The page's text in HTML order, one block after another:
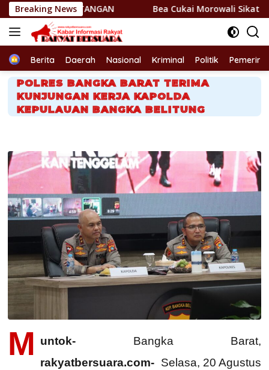
Langsung
ke
konten
Breaking News
TANGAN Bea Cukai Morowali Sikat BKC Ilegal, 1,7
HomeBerita Daerah Nasional Kriminal Politik
POLRES BANGKA BARAT TERIMA
KUNJUNGAN KERJA KAPOLDA
KEPULAUAN BANGKA BELITUNG
M untok- Bangka Barat,
rakyatbersuara.com- Selasa, 20 Agustus